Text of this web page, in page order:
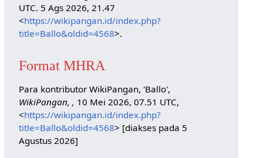
UTC. 5 Ags 2026, 21.47
<https://wikipangan.id/index.php?
title=Ballo&oldid=4568>.
Format MHRA
Para kontributor WikiPangan, 'Ballo',
WikiPangan, , 10 Mei 2026, 07.51 UTC,
<https://wikipangan.id/index.php?
title=Ballo&oldid=4568> [diakses pada 5
Agustus 2026]